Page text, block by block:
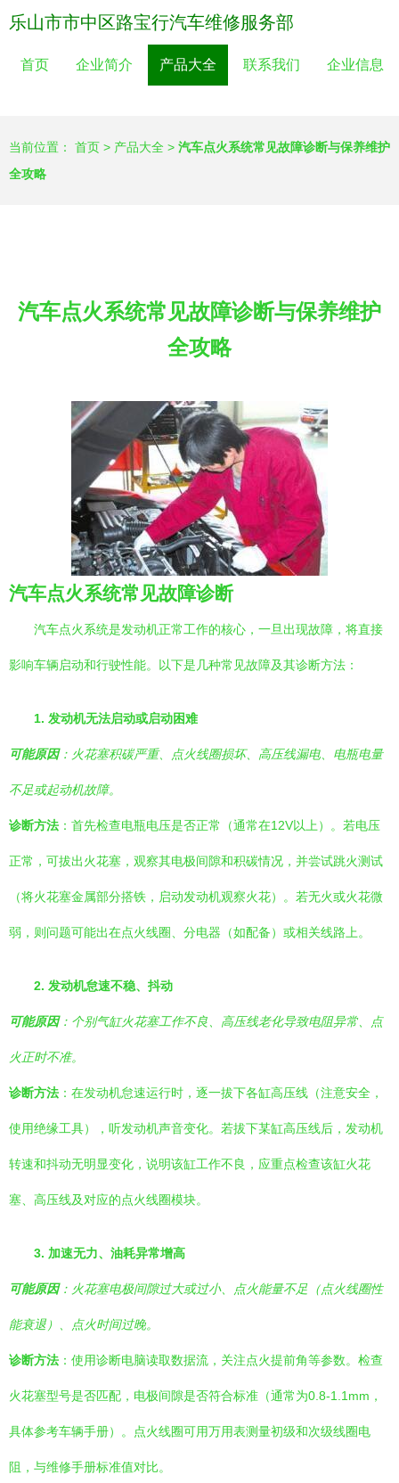
乐山市市中区路宝行汽车维修服务部
首页 企业简介 产品大全 联系我们 企业信息
当前位置： 首页 > 产品大全 > 汽车点火系统常见故障诊断与保养维护
全攻略
汽车点火系统常见故障诊断与保养维护
全攻略
汽车点火系统常见故障诊断
汽车点火系统是发动机正常工作的核心，一旦出现故障，将直接
影响车辆启动和行驶性能。以下是几种常见故障及其诊断方法：
1. 发动机无法启动或启动困难
可能原因：火花塞积碳严重、点火线圈损坏、高压线漏电、电瓶电量
不足或起动机故障。
诊断方法 ：首先检查电瓶电压是否正常（通常在12V以上）。若电压
正常，可拔出火花塞，观察其电极间隙和积碳情况，并尝试跳火测试
（将火花塞金属部分搭铁，启动发动机观察火花）。若无火或火花微
弱，则问题可能出在点火线圈、分电器（如配备）或相关线路上。
2. 发动机怠速不稳、抖动
可能原因：个别气缸火花塞工作不良、高压线老化导致电阻异常、点
火正时不准。
诊断方法 ：在发动机怠速运行时，逐一拔下各缸高压线（注意安全，
使用绝缘工具），听发动机声音变化。若拔下某缸高压线后，发动机
转速和抖动无明显变化，说明该缸工作不良，应重点检查该缸火花
塞、高压线及对应的点火线圈模块。
3. 加速无力、油耗异常增高
可能原因：火花塞电极间隙过大或过小、点火能量不足（点火线圈性
能衰退）、点火时间过晚。
诊断方法 ：使用诊断电脑读取数据流，关注点火提前角等参数。检查
火花塞型号是否匹配，电极间隙是否符合标准（通常为0.8-1.1mm，
具体参考车辆手册）。点火线圈可用万用表测量初级和次级线圈电
阻，与维修手册标准值对比。